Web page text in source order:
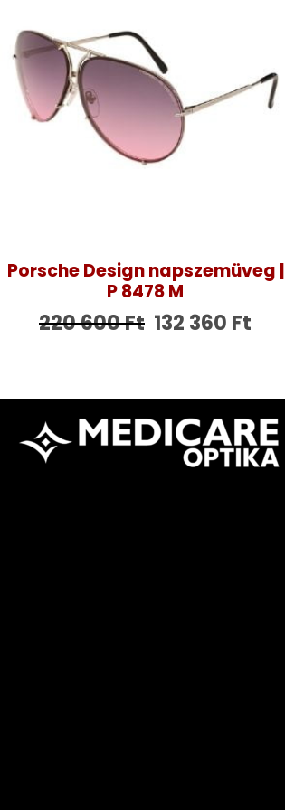
Porsche Design napszemüveg |
P 8478 M
220 600Ft 132 360 Ft